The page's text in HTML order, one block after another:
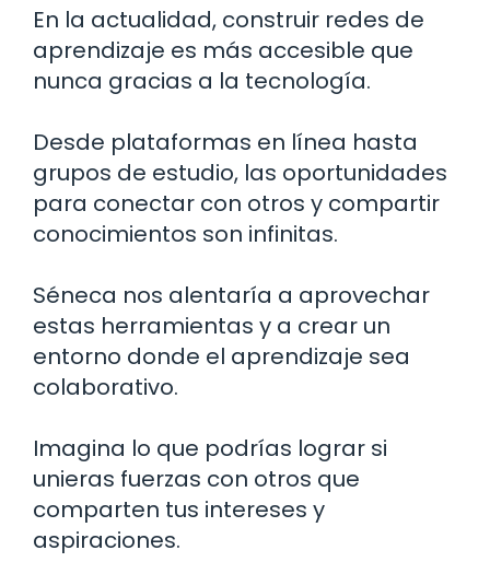
En la actualidad, construir redes de
aprendizaje es más accesible que
nunca gracias a la tecnología.
Desde plataformas en línea hasta
grupos de estudio, las oportunidades
para conectar con otros y compartir
conocimientos son infinitas.
Séneca nos alentaría a aprovechar
estas herramientas y a crear un
entorno donde el aprendizaje sea
colaborativo.
Imagina lo que podrías lograr si
unieras fuerzas con otros que
comparten tus intereses y
aspiraciones.